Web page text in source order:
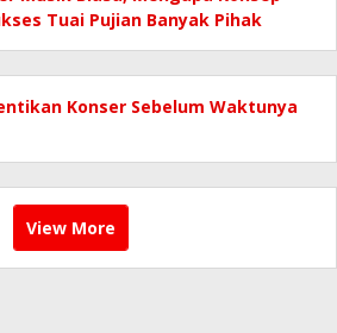
Tuai Pujian Banyak Pihak
Konser Sebelum Waktunya
View More